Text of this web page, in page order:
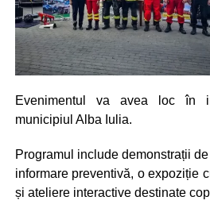
Evenimentul va avea loc în
municipiul Alba Iulia.
Programul include demonstrații
informare preventivă, o expoziție
și ateliere interactive destinate